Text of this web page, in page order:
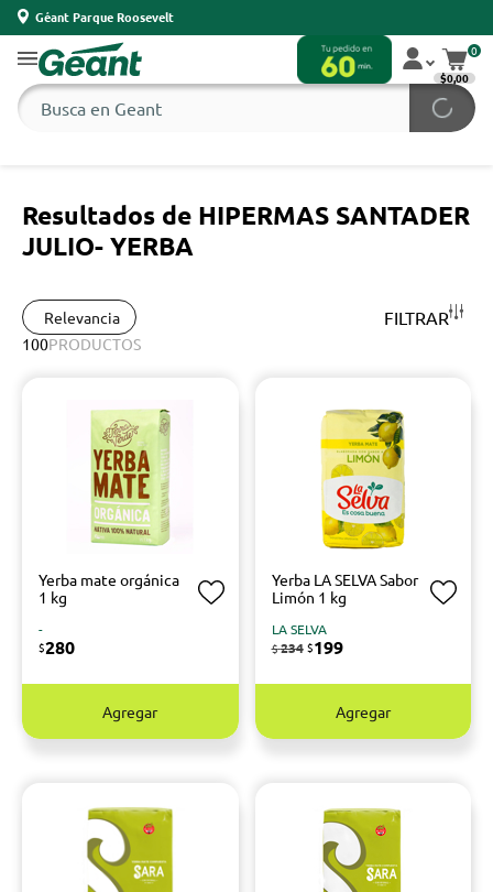
Géant Parque Roosevelt
0
$0,00
Resultados de HIPERMAS SANTADER
JULIO- YERBA
Relevancia FILTRAR
100PRODUCTOS
Yerba mate orgánica
1 kg
-
$280
Agregar
Yerba LA SELVA Sabor
Limón 1 kg
LA SELVA
$234 $199
Agregar